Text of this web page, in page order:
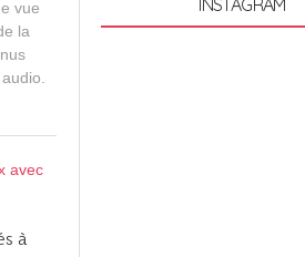
vue
la
à